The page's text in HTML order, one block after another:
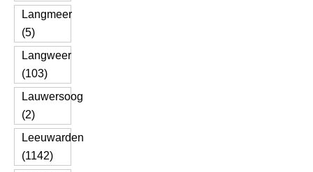
Langmeer
(5)
Langweer
(103)
Lauwersoog
(2)
Leeuwarden
(1142)